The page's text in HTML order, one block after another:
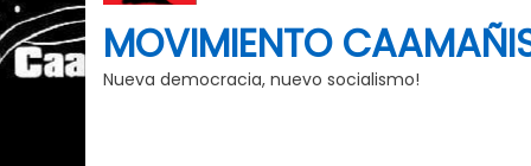
MOVIMIENTO
Nueva democracia, nuevo socialismo!